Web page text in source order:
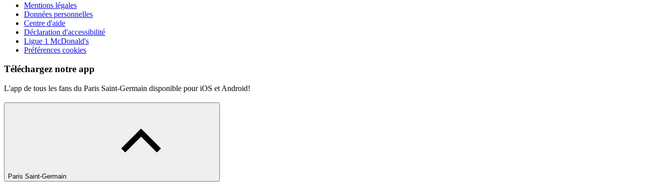
Mentions légales
Données personnelles
Centre d'aide
Déclaration d'accessibilité
Ligue 1 McDonald's
Préférences cookies
Téléchargez notre app
L'app de tous les fans du Paris Saint-Germain disponible pour iOS et Android!
Paris Saint-Germain